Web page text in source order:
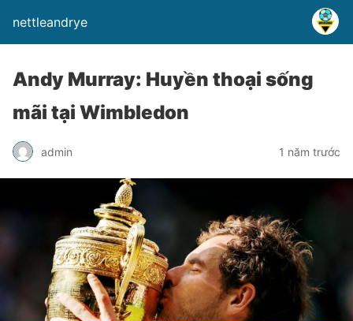
nettleandrye
Andy Murray: Huyền thoại sống
mãi tại Wimbledon
admin 1 năm trước